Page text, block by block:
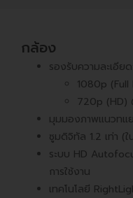
กล้อง
รองรับความละเอียด:
1080p
720p (HD)
มุมมองภาพแนวทแ
ซูมดิจิทัล 1.2 เท่า (
ระบบ HD
การใช้งาน
เทคโนโลยี